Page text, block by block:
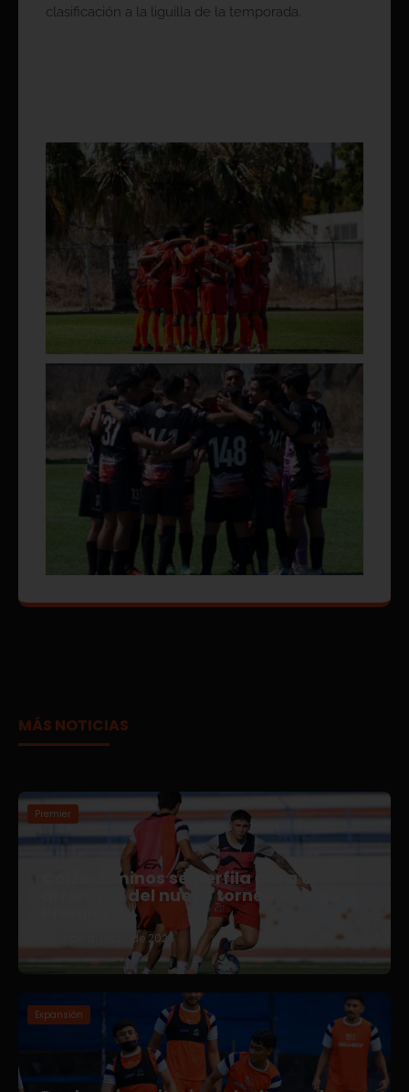
clasificación a la liguilla de la temporada.
MÁS NOTICIAS
Premier
Correcaminos se perfila para el
arranque del nuevo torneo en Liga
5 de agosto de 2026
Expansión